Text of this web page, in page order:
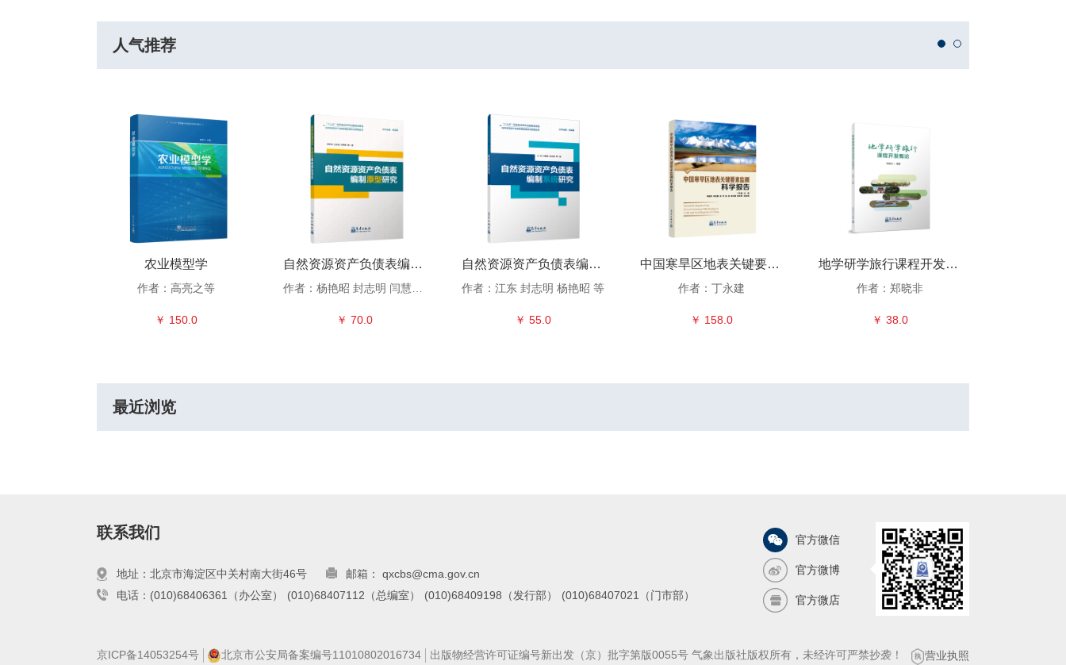
人气推荐
农业模型学
作者：高亮之等
￥ 150.0
自然资源资产负债表编制原型研究
￥ 70.0
自然资源资产负债表编制系统研究
作者：江东 封志明 杨艳昭 等
￥ 55.0
中国寒旱区地表关键要素监测科学报告
作者：丁永建
￥ 158.0
地学研学旅行课程开发概论
作者：郑晓非
￥ 38.0
最近浏览
官方微信
官方微博
官方微店
联系我们
地址：北京市海淀区中关村南大街46号
邮箱： qxcbs@cma.gov.cn
电话：(010)68406361（办公室）
(010)68407112（总编室） (010)68409198（发行部） (010)68407021（门市部）
京ICP备14053254号 北京市公安局备案编号11010802016734 出版物经营许可证编号新出发（京）批字第版0055号 气象出版社版权所有，未经许可严禁抄袭！ 营业执照